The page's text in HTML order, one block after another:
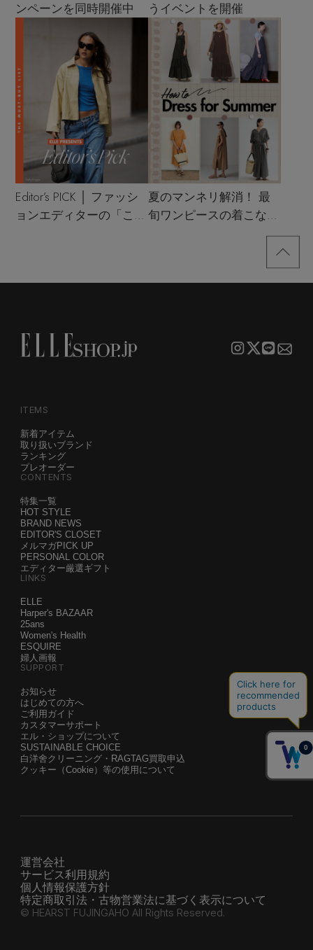
ンペーンを同時開催中
うイベントを開催
Editor’s PICK │ ファッシ
ョンエディターの「これ
夏のマンネリ解消！ 最
旬ワンピースの着こなし
ITEMS
新着アイテム
取り扱いブランド
ランキング
プレオーダー
CONTENTS
特集一覧
HOT STYLE
BRAND NEWS
EDITOR'S CLOSET
メルマガPICK UP
PERSONAL COLOR
エディター厳選ギフト
LINKS
ELLE
Harper's BAZAAR
25ans
Women's Health
ESQUIRE
婦人画報
SUPPORT
お知らせ
はじめての方へ
ご利用ガイド
カスタマーサポート
エル・ショップについて
SUSTAINABLE CHOICE
白洋舍クリーニング・RAGTAG買取申込
クッキー（Cookie）等の使用について
運営会社
サービス利用規約
個人情報保護方針
特定商取引法・古物営業法に基づく表示について
© HEARST FUJINGAHO All Rights Reserved.